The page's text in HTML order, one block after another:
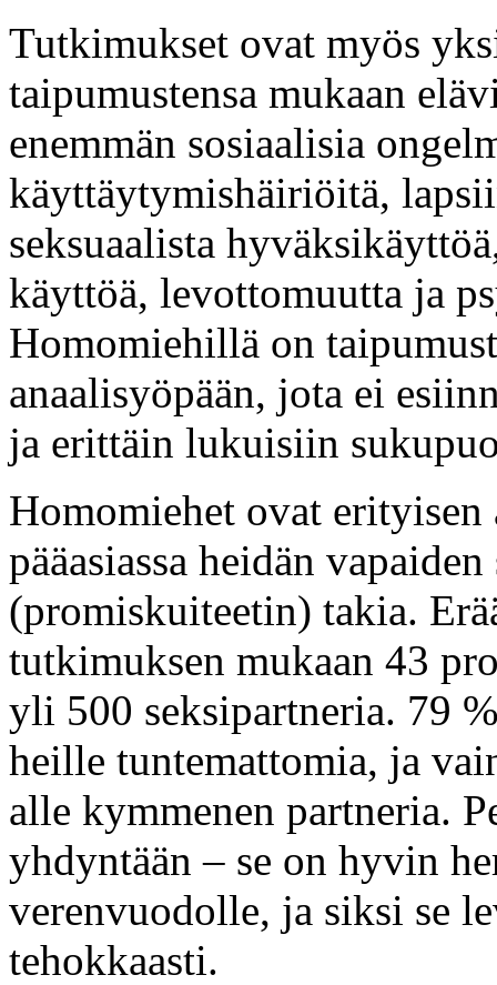
Tutkimukset ovat myös
taipumustensa mukaan
enemmän sosiaalisia
käyttäytymishäiriöitä,
seksuaalista
käyttöä, levottomuutta ja
Homomiehillä on
anaalisyöpään, jota ei
ja erittäin lukuisiin
Homomiehet ovat
pääasiassa heidän
(promiskuiteetin) takia.
tutkimuksen mukaan 43
yli 500 seksipartneria. 79
heille tuntemattomia, ja
alle kymmenen partneria.
yhdyntään – se on hyvin
verenvuodolle, ja siksi se
tehokkaasti.